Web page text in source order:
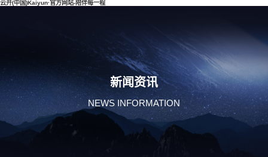
云开(中国)Kaiyun·官方网站-陪伴每一程
新闻资讯
NEWS INFORMATION